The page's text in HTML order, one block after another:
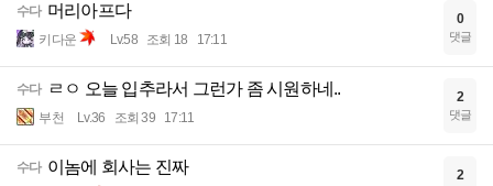
수다 머리아프다
키다운 Lv.58 조회 18 17:11
0
댓글
수다 ㄹㅇ 오늘 입추라서 그런가 좀 시원하네..
부천 Lv.36 조회 39 17:11
2
댓글
수다 이놈에 회사는 진짜 2